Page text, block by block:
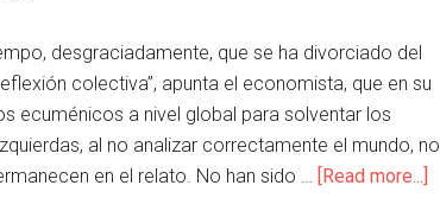
desgraciadamente, que se ha divorciado del
colectiva”, apunta el economista, que en su
ecuménicos a nivel global para solventar los
al no analizar correctamente el mundo, no
en el relato. No han sido … [Read more...]